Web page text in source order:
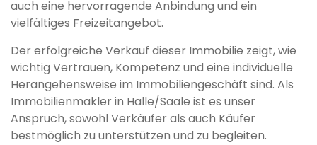
auch eine hervorragende Anbindung und ein
vielfältiges Freizeitangebot.
Der erfolgreiche Verkauf dieser Immobilie zeigt, wie
wichtig Vertrauen, Kompetenz und eine individuelle
Herangehensweise im Immobiliengeschäft sind. Als
Immobilienmakler in Halle/Saale ist es unser
Anspruch, sowohl Verkäufer als auch Käufer
bestmöglich zu unterstützen und zu begleiten.